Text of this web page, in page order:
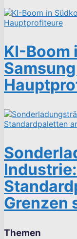
KI-Boom
Grenzen
Themen